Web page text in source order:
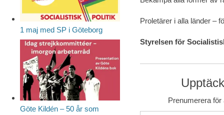
Proletärer i alla länder –
Styrelsen för
Prenumerera
Skriv din e-post …
1 maj med SP i Göteborg
Göte Kildén – 50 år som